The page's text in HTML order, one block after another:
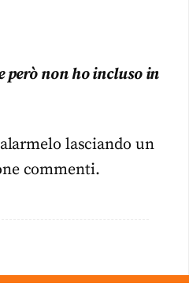
però non ho incluso in
lasciando un
commenti.